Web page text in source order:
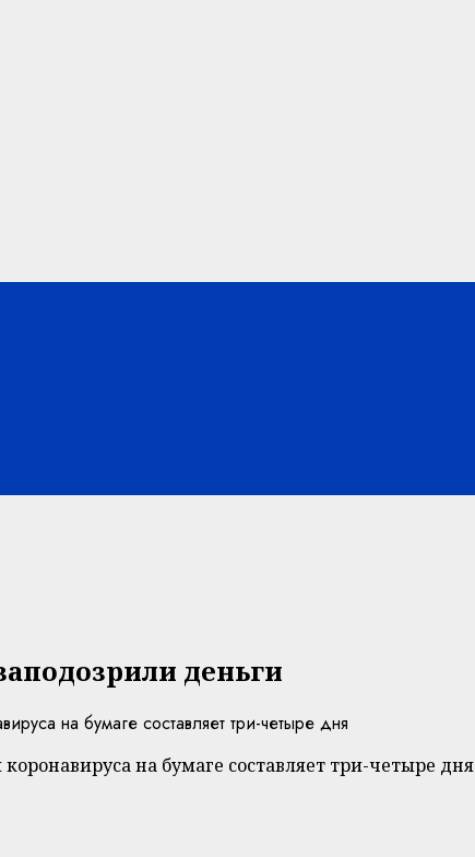
деньги
на бумаге составляет три-четыре дня
на бумаге составляет три-четыре дня